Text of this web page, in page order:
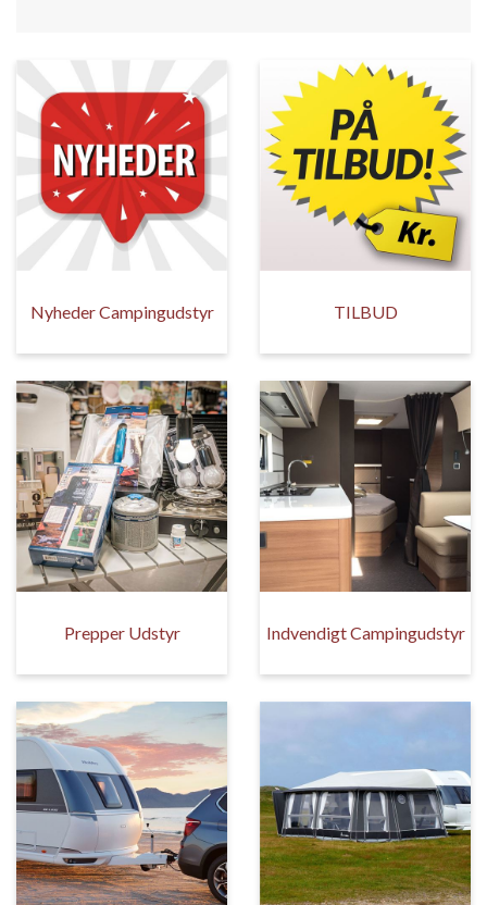
Nyheder Campingudstyr TILBUD
Prepper Udstyr Indvendigt Campingudstyr